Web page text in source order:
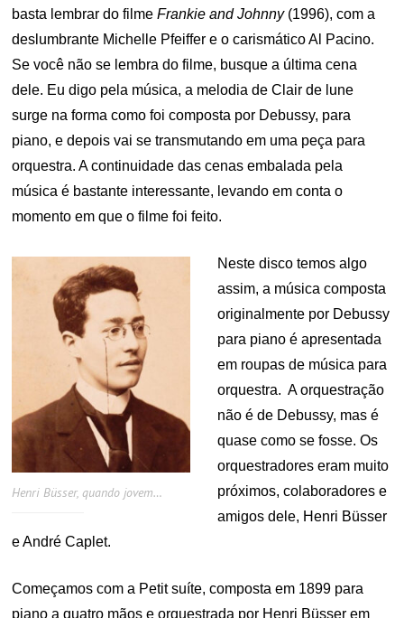
basta lembrar do filmeFrankie and Johnny(1996), com a
deslumbrante Michelle Pfeiffer e o carismático Al Pacino.
Se você não se lembra do filme, busque a última cena
dele. Eu digo pela música, a melodia de Clair de lune
surge na forma como foi composta por Debussy, para
piano, e depois vai se transmutando em uma peça para
orquestra. A continuidade das cenas embalada pela
música é bastante interessante, levando em conta o
momento em que o filme foi feito.
Henri Büsser, quando jovem…
Neste disco temos algo
assim, a música composta
originalmente por Debussy
para piano é apresentada
em roupas de música para
orquestra. A orquestração
não é de Debussy, mas é
quase como se fosse. Os
orquestradores eram muito
próximos, colaboradores e
amigos dele, Henri Büsser
e André Caplet.
Começamos com a Petit suíte, composta em 1899 para
piano a quatro mãos e orquestrada por Henri Büsser em